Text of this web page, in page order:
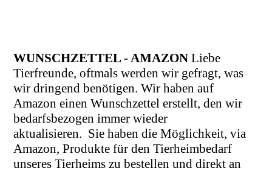
WUNSCHZETTEL - AMAZONLiebe
Tierfreunde, oftmals werden wir gefragt, was
wir dringend benötigen. Wir haben auf
Amazon einen Wunschzettel erstellt, den wir
bedarfsbezogen immer wieder
aktualisieren. Sie haben die Möglichkeit, via
Amazon, Produkte für den Tierheimbedarf
unseres Tierheims zu bestellen und direkt an